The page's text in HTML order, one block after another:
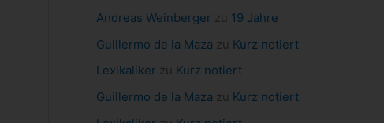
Andreas Weinberger zu 19 Jahre
Guillermo de la Maza zu Kurz notiert
Lexikaliker zu Kurz notiert
Guillermo de la Maza zu Kurz notiert